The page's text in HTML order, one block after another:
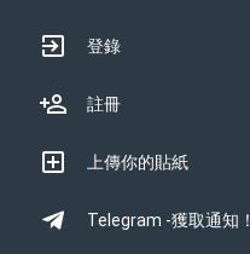
登錄
註冊
上傳你的貼紙
Telegram -獲取通知！